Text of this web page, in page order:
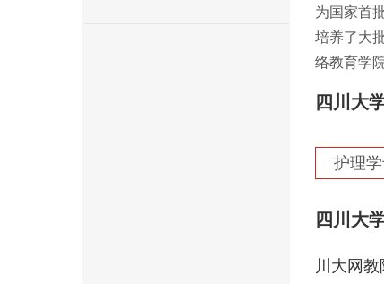
为国家首
培养了大
络教育学
四川大
护理
四川大
川大网